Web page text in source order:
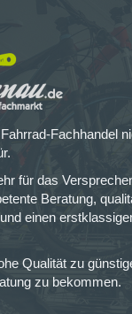
Fachhandel
für das
Beratung,
einen
Qualität zu
zu bekommen.